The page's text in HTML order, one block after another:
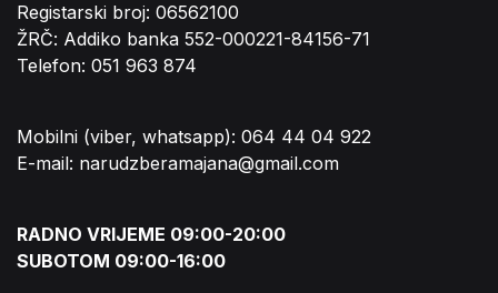
Registarski broj: 06562100
ŽRČ: Addiko banka 552-000221-84156-71
Telefon: 051 963 874
Mobilni (viber, whatsapp): 064 44 04 922
E-mail: narudzberamajana@gmail.com
RADNO VRIJEME 09:00-20:00
SUBOTOM 09:00-16:00